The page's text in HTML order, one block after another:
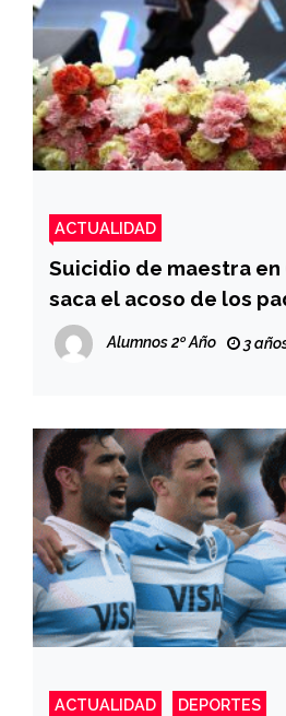
ACTUALIDAD
Suicidio de maestra en
saca el acoso de los
Alumnos 2º Año 3
ACTUALIDAD DEPORTES